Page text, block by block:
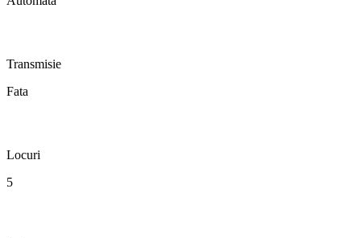
Transmisie
Fata
Locuri
5